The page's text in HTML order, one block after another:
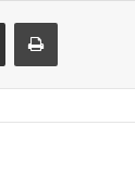
Share via Email Print